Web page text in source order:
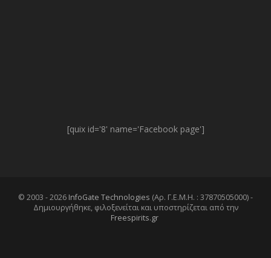
[quix id='8' name='Facebook page']
© 2003 - 2026 InfoGate Technologies (Αρ. Γ.Ε.Μ.Η. : 37870505000) -
Δημιουργήθηκε, φιλοξενείται και υποστηρίζεται από την
Freespirits.gr